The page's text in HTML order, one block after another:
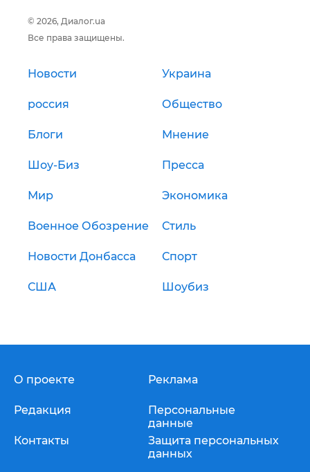
© 2026, Диалог.ua
Все права защищены.
Новости Украина
россия Общество
Блоги Мнение
Шоу-Биз Пресса
Мир Экономика
Военное Обозрение Стиль
Новости Донбасса Спорт
США Шоубиз
О проекте
Редакция
Контакты
Реклама
Персональные
данные
Защита персональных
данных